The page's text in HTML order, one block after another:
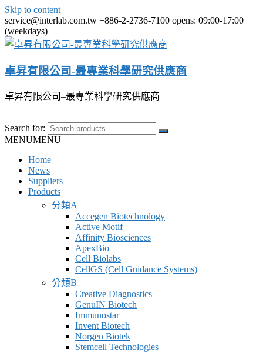
Skip to content
service@interlab.com.tw +886-2-2736-7100 opens: 09:00-17:00
(weekdays)
卓昇有限公司-最專業科學研究供應商
卓昇有限公司–最專業科學研究供應商
Search for:
MENUMENU
Home
News
Suppliers
Products
分類A
Accegen Biotechnology
Active Motif
Affinity Biosciences
ApexBio
Cell Biolabs
CellGS (Cell Guidance Systems)
分類B
Creative Diagnostics
GenuIN Biotech
Immunostar
Invent Biotech
Norgen Biotek
Stemcell Technologies